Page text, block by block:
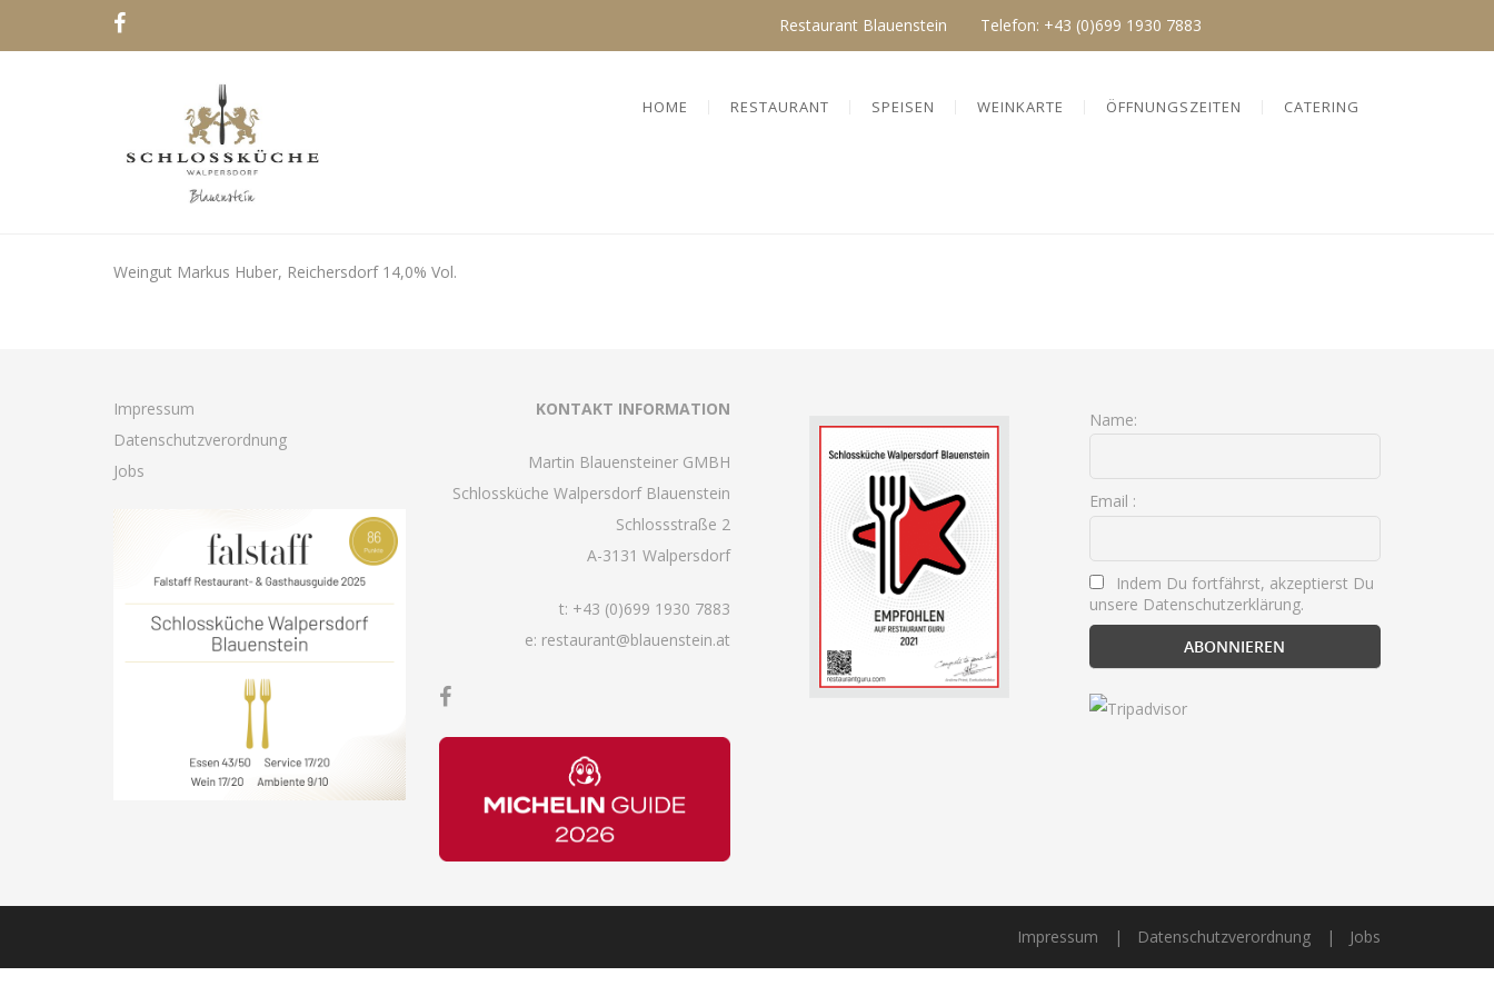
Restaurant Blauenstein Telefon: +43 (0)699 1930 7883
HOME RESTAURANT SPEISEN WEINKARTE ÖFFNUNGSZEITEN CATERING
Weingut Markus Huber, Reichersdorf 14,0% Vol.
Impressum
Datenschutzverordnung
Jobs
KONTAKT INFORMATION
Martin Blauensteiner GMBH
Schlossküche Walpersdorf Blauenstein
Schlossstraße 2
A-3131 Walpersdorf
t: +43 (0)699 1930 7883
e: restaurant@blauenstein.at
Name:
Email :
Indem Du fortfährst, akzeptierst Du
unsere Datenschutzerklärung.
Impressum Datenschutzverordnung Jobs